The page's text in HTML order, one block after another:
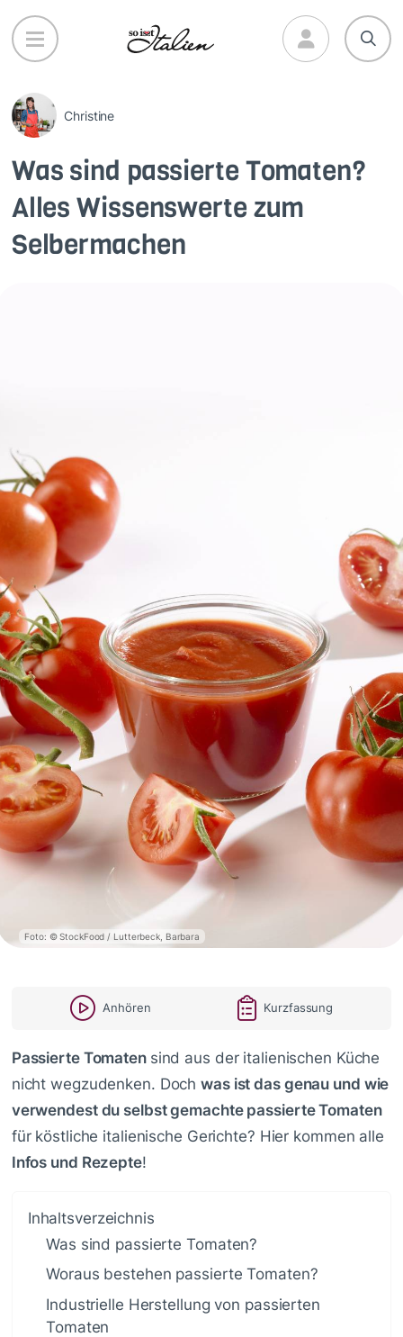
Direkt
zum
Inhalt
Christine
Was sind passierte Tomaten?
Alles Wissenswerte zum
Selbermachen
Foto: © StockFood / Lutterbeck, Barbara
Anhören Kurzfassung
Passierte Tomaten sind aus der italienischen Küche
nicht wegzudenken. Dochwas ist das genau und wie
verwendest du selbst gemachte passierte Tomaten
für köstliche italienische Gerichte? Hier kommen alle
Infos und Rezepte!
Inhaltsverzeichnis
Was sind passierte Tomaten?
Woraus bestehen passierte Tomaten?
Industrielle Herstellung von passierten
Tomaten